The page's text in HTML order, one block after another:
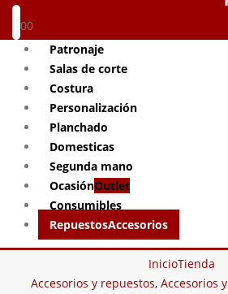
00
Patronaje
Salas de corte
Costura
Personalización
Planchado
Domesticas
Segunda mano
OcasiónOutlet
Consumibles
RepuestosAccesorios
InicioTienda
Accesorios y repuestos, Accesorios